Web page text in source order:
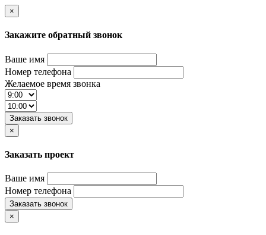
×
Закажите обратный звонок
Ваше имя
Номер телефона
Желаемое время звонка
Заказать звонок
×
Заказать проект
Ваше имя
Номер телефона
Заказать звонок
×